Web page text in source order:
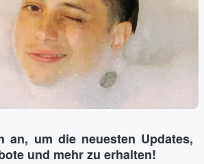
an, um die neuesten Updates,
und mehr zu erhalten!